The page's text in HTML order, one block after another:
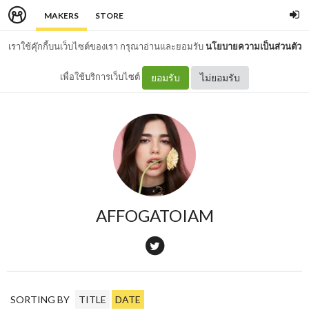
MAKERS STORE
เราใช้คุ๊กกี้บนเว็บไซต์ของเรา กรุณาอ่านและยอมรับนโยบายความเป็นส่วนตัว
เพื่อใช้บริการเว็บไซต์ ยอมรับ ไม่ยอมรับ
AFFOGATOIAM
SORTING BY TITLE DATE